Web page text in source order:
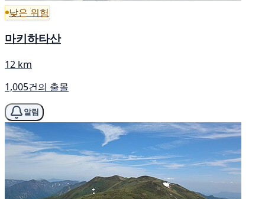
낮은 위험
마키하타산
12 km
1,005건의 출몰
알림